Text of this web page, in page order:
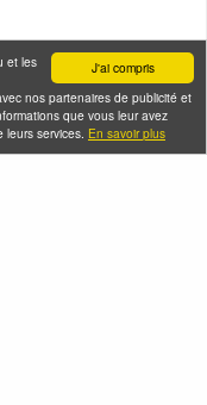
J'ai compris
et les
nos partenaires de publicité et
que vous leur avez
leurs services. En savoir plus